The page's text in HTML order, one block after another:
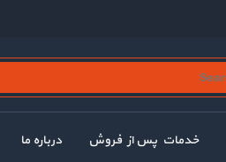
خدمات پس از فروش درباره ما